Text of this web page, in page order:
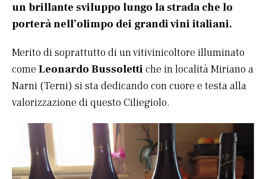
un brillante sviluppo lungo la strada che lo
porterà nell’olimpo dei grandi vini italiani.
Merito di soprattutto di un vitivinicoltore illuminato
come Leonardo Bussoletti che in località Miriano a
Narni (Terni) si sta dedicando con cuore e testa alla
valorizzazione di questo Ciliegiolo.